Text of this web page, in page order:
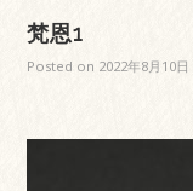
梵恩1
Posted on 2022年8月10日